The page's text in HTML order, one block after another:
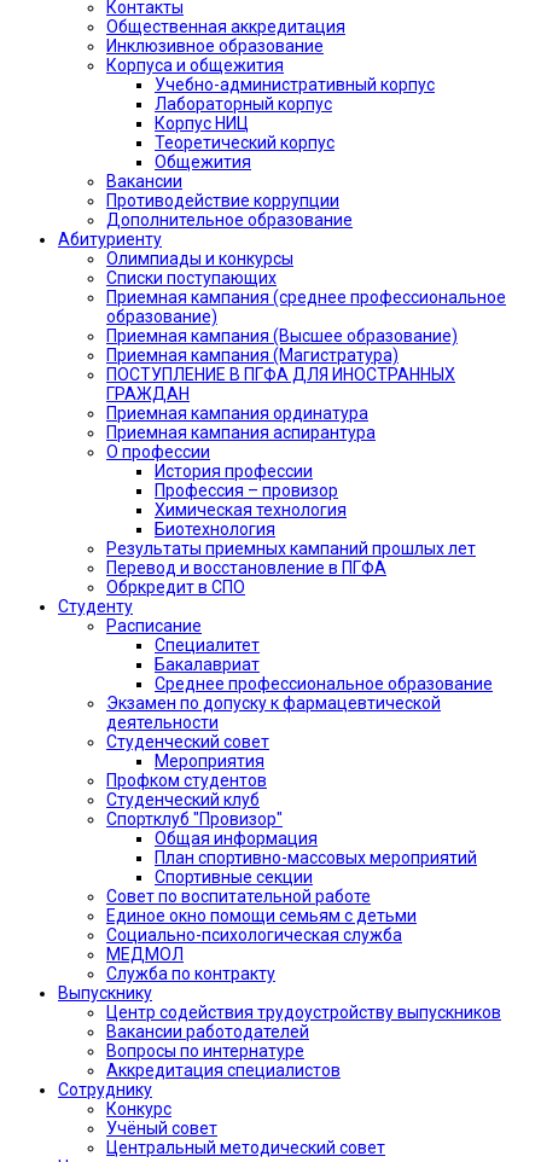
Контакты
Общественная аккредитация
Инклюзивное образование
Корпуса и общежития
Учебно-административный корпус
Лабораторный корпус
Корпус НИЦ
Теоретический корпус
Общежития
Вакансии
Противодействие коррупции
Дополнительное образование
Абитуриенту
Олимпиады и конкурсы
Списки поступающих
Приемная кампания (среднее профессиональное
образование)
Приемная кампания (Высшее образование)
Приемная кампания (Магистратура)
ПОСТУПЛЕНИЕ В ПГФА ДЛЯ ИНОСТРАННЫХ
ГРАЖДАН
Приемная кампания ординатура
Приемная кампания аспирантура
О профессии
История профессии
Профессия – провизор
Химическая технология
Биотехнология
Результаты приемных кампаний прошлых лет
Перевод и восстановление в ПГФА
Обркредит в СПО
Студенту
Расписание
Специалитет
Бакалавриат
Среднее профессиональное образование
Экзамен по допуску к фармацевтической
деятельности
Студенческий совет
Мероприятия
Профком студентов
Студенческий клуб
Спортклуб "Провизор"
Общая информация
План спортивно-массовых мероприятий
Спортивные секции
Совет по воспитательной работе
Единое окно помощи семьям с детьми
Социально-психологическая служба
МЕДМОЛ
Служба по контракту
Выпускнику
Центр содействия трудоустройству выпускников
Вакансии работодателей
Вопросы по интернатуре
Аккредитация специалистов
Сотруднику
Конкурс
Учёный совет
Центральный методический совет